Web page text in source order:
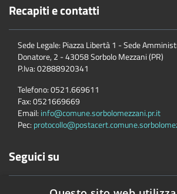
Recapiti e contatti
Sede Legale: Piazza Libertà 1 - Sede
Donatore, 2 - 43058 Sorbolo Mezzani (PR)
P.Iva:02888920341
Telefono:0521.669611
Fax:0521669669
Email: info@comune.sorbolomezzani.pr.it
Pec:
Seguici su